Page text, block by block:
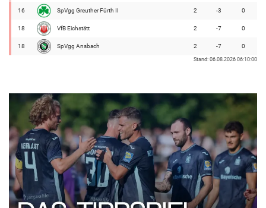
16 SpVgg Greuther Fürth II 2 -3 0
18 VfB Eichstätt 2 -7 0
18 SpVgg Ansbach 2 -7 0
Stand: 06.08.2026 06:10:00